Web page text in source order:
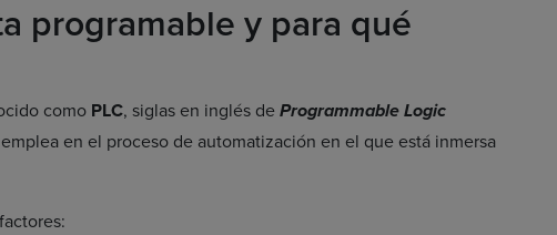
programable y para qué
como PLC, siglas en inglés deProgrammable Logic
en el proceso de automatización en el que está inmersa